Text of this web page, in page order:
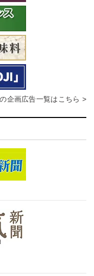
企画広告一覧はこちら >